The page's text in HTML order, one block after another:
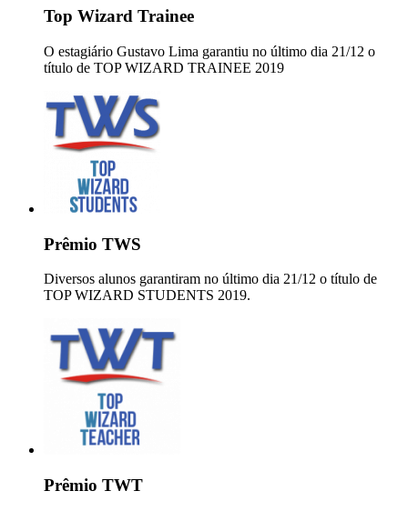
Top Wizard Trainee
O estagiário Gustavo Lima garantiu no último dia 21/12 o
título de TOP WIZARD TRAINEE 2019
Prêmio TWS
Diversos alunos garantiram no último dia 21/12 o título de
TOP WIZARD STUDENTS 2019.
Prêmio TWT